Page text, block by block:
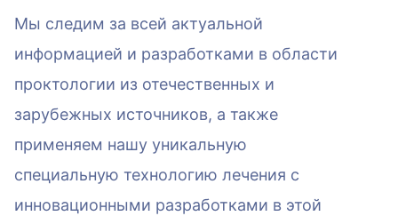
Мы следим за всей актуальной
информацией и разработками в области
проктологии из отечественных и
зарубежных источников, а также
применяем нашу уникальную
специальную технологию лечения с
инновационными разработками в этой